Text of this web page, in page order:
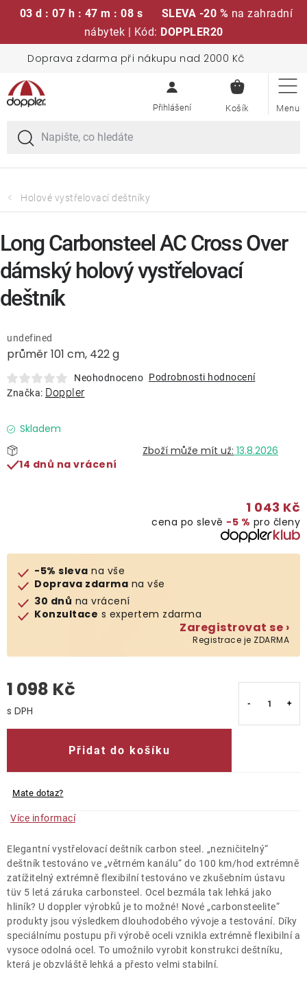
03 d : 07 h : 47 m : 08 s SLEVA -20 % na zahradní
nábytek | Kód: DOPPLER20
obsah
Doprava zdarma při nákupu nad 2000 Kč
KOŠÍK
Sedací soupravy
Slunečníky
Křesla a židle
Lavice a houpačky
Doplňky
Deštníky
Klub výhod
Naše katalogy
Holové vystřelovací deštníky
průměr 101 cm, 422 g
undefined
Neohodnoceno Podrobnosti hodnocení
Značka: Doppler
Skladem
13.8.2026
14 dnů na vrácení
1 043 Kč
cena po slevě −5 % pro členy
-5% sleva na vše
Doprava zdarma na vše
30 dnů na vrácení
Konzultace s expertem zdarma
Zaregistrovat se ›
Registrace je ZDARMA
1 098 Kč
Přidat do košíku
Mate dotaz?
Více informací
Elegantní vystřelovací deštník carbon steel. „nezničitelný“
deštník testováno ve „větrném kanálu“ do 100 km/hod extrémně
zatížitelný extrémně flexibilní testováno ve zkušebním ústavu
tüv 5 letá záruka carbonsteel. Ocel bezmála tak lehká jako
hliník? U doppler výrobků je to možné! Nové „carbonsteelite“
produkty jsou výsledkem dlouhodobého vývoje a testování. Díky
speciálnímu postupu při výrobě oceli vznikla extrémně flexibilní a
vysoce odolná ocel. To umožnilo vyrobit konstrukci deštníku,
která je obzvláště lehká a přesto velmi stabilní.
Long Carbonsteel AC Cross Over
dámský holový vystřelovací
deštník